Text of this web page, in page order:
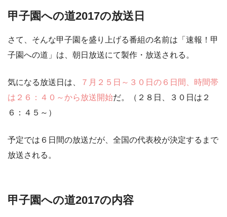
甲子園への道2017の放送日
さて、そんな甲子園を盛り上げる番組の名前は 「速報！甲
子園への道」 は、朝日放送にて製作・放送される。
気になる放送日は、
７月２５日～３０日の６日間、時間帯
は２６：４０～から放送開始だ。（２８日、３０日は２
６：４５～）
予定では６日間の放送だが、全国の代表校が決定するまで
放送される。
甲子園への道2017の内容